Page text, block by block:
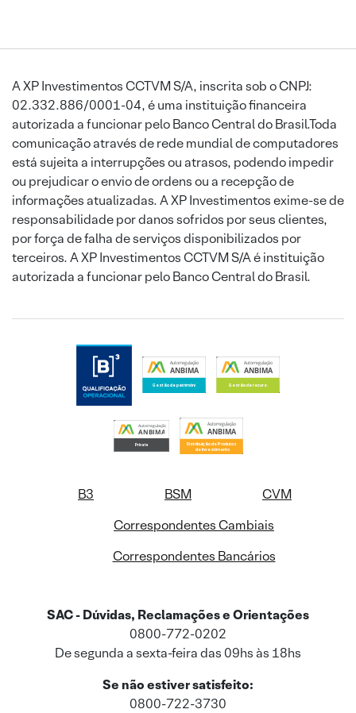
A XP Investimentos CCTVM S/A, inscrita sob o CNPJ:
02.332.886/0001-04, é uma instituição financeira
autorizada a funcionar pelo Banco Central do Brasil.Toda
comunicação através de rede mundial de computadores
está sujeita a interrupções ou atrasos, podendo impedir
ou prejudicar o envio de ordens ou a recepção de
informações atualizadas. A XP Investimentos exime-se de
responsabilidade por danos sofridos por seus clientes,
por força de falha de serviços disponibilizados por
terceiros. A XP Investimentos CCTVM S/A é instituição
autorizada a funcionar pelo Banco Central do Brasil.
B3 BSM
CVM
Correspondentes Cambiais
Correspondentes Bancários
SAC - Dúvidas, Reclamações e Orientações
0800-772-0202
De segunda a sexta-feira das 09hs às 18hs
Se não estiver satisfeito:
0800-722-3730